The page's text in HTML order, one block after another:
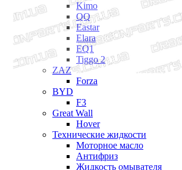
Kimo
QQ
Eastar
Elara
EQ1
Tiggo 2
ZAZ
Forza
BYD
F3
Great Wall
Hover
Технические жидкости
Моторное масло
Антифриз
Жидкость омывателя